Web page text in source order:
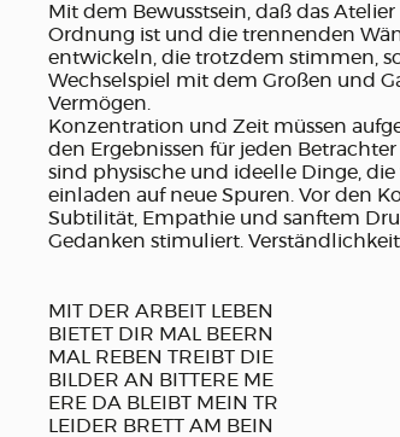
Mit dem Bewusstsein, daß das
Ordnung ist und die trennenden
entwickeln, die trotzdem stimmen,
Wechselspiel mit dem Großen und
Vermögen.
Konzentration und Zeit müssen
den Ergebnissen für jeden
sind physische und ideelle Dinge,
einladen auf neue Spuren. Vor den
Subtilität, Empathie und sanftem
Gedanken stimuliert.
MIT DER ARBEIT LEBEN
BIETET DIR MAL BEERN
MAL REBEN TREIBT DIE
BILDER AN BITTERE ME
ERE DA BLEIBT MEIN TR
LEIDER BRETT AM BEIN